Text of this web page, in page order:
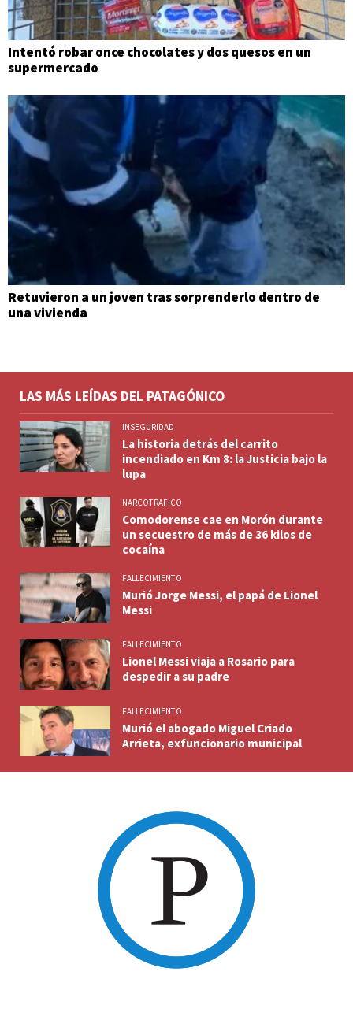
Intentó robar once chocolates y dos quesos en un
supermercado
Retuvieron a un joven tras sorprenderlo dentro de
una vivienda
LAS MÁS LEÍDAS DEL PATAGÓNICO
INSEGURIDAD
La historia detrás del carrito
incendiado en Km 8: la Justicia bajo la
lupa
NARCOTRAFICO
Comodorense cae en Morón durante
un secuestro de más de 36 kilos de
cocaína
FALLECIMIENTO
Murió Jorge Messi, el papá de Lionel
Messi
FALLECIMIENTO
Lionel Messi viaja a Rosario para
despedir a su padre
FALLECIMIENTO
Murió el abogado Miguel Criado
Arrieta, exfuncionario municipal